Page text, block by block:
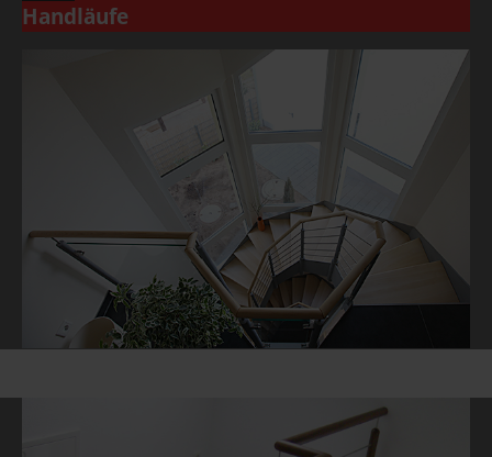
Handläufe